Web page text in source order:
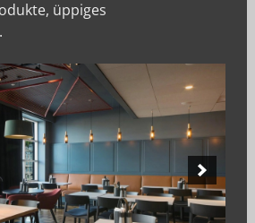
üppiges